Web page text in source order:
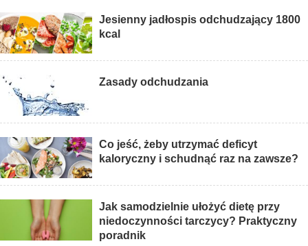
Jesienny jadłospis odchudzający 1800
kcal
Zasady odchudzania
Co jeść, żeby utrzymać deficyt
kaloryczny i schudnąć raz na zawsze?
Jak samodzielnie ułożyć dietę przy
niedoczynności tarczycy? Praktyczny
poradnik